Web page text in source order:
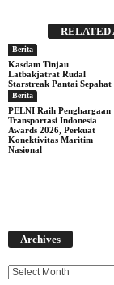
RELATED
Berita
Kasdam Tinjau
Latbakjatrat Rudal
Starstreak Pantai Sepahat
Berita
PELNI Raih Penghargaan
Transportasi Indonesia
Awards 2026, Perkuat
Konektivitas Maritim
Nasional
Archives